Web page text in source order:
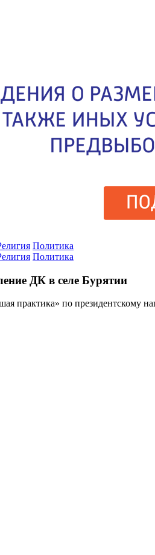
Политика
Политика
ДК в селе Бурятии
практика» по президентскому